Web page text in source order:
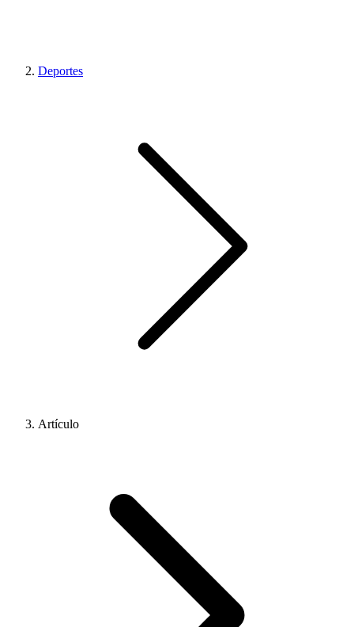
Deportes
Artículo